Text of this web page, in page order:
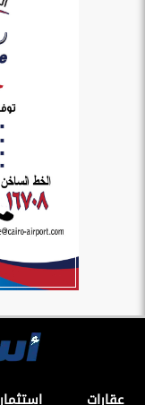
عقارات استثمار